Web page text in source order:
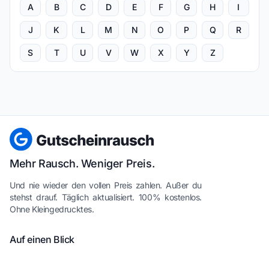
A B C D E F G H I
J K L M N O P Q R
S T U V W X Y Z
Mehr Rausch. Weniger Preis.
Und nie wieder den vollen Preis zahlen. Außer du
stehst drauf. Täglich aktualisiert. 100% kostenlos.
Ohne Kleingedrucktes.
Auf einen Blick